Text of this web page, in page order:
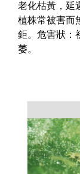
老化枯黃，延
植株常被害而
鉅。危害狀：
萎。